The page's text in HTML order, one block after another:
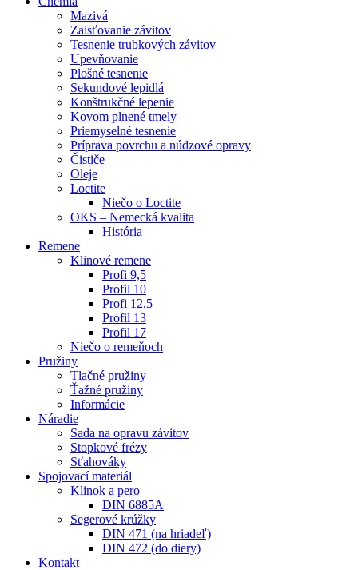
Mazivá
Zaisťovanie závitov
Tesnenie trubkových závitov
Upevňovanie
Plošné tesnenie
Sekundové lepidlá
Konštrukčné lepenie
Kovom plnené tmely
Priemyselné tesnenie
Príprava povrchu a núdzové opravy
Čističe
Oleje
Loctite
Niečo o Loctite
OKS – Nemecká kvalita
História
Remene
Klinové remene
Profi 9,5
Profil 10
Profi 12,5
Profil 13
Profil 17
Niečo o remeňoch
Pružiny
Tlačné pružiny
Ťažné pružiny
Informácie
Náradie
Sada na opravu závitov
Stopkové frézy
Sťahováky
Spojovací materiál
Klinok a pero
DIN 6885A
Segerové krúžky
DIN 471 (na hriadeľ)
DIN 472 (do diery)
Kontakt